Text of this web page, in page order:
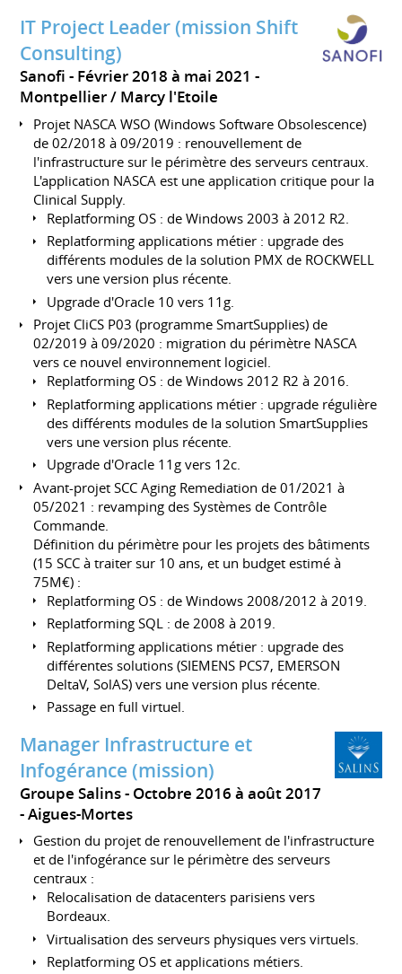
IT Project Leader (mission Shift
Consulting)
Sanofi
Février 2018 à mai 2021
Montpellier / Marcy l'Etoile
Projet NASCA WSO (Windows Software Obsolescence)
de 02/2018 à 09/2019 : renouvellement de
l'infrastructure sur le périmètre des serveurs centraux.
L'application NASCA est une application critique pour la
Clinical Supply.
Replatforming OS : de Windows 2003 à 2012 R2.
Replatforming applications métier : upgrade des
différents modules de la solution PMX de ROCKWELL
vers une version plus récente.
Upgrade d'Oracle 10 vers 11g.
Projet CliCS P03 (programme SmartSupplies) de
02/2019 à 09/2020 : migration du périmètre NASCA
vers ce nouvel environnement logiciel.
Replatforming OS : de Windows 2012 R2 à 2016.
Replatforming applications métier : upgrade régulière
des différents modules de la solution SmartSupplies
vers une version plus récente.
Upgrade d'Oracle 11g vers 12c.
Avant-projet SCC Aging Remediation de 01/2021 à
05/2021 : revamping des Systèmes de Contrôle
Commande.
Définition du périmètre pour les projets des bâtiments
(15 SCC à traiter sur 10 ans, et un budget estimé à
75M€) :
Replatforming OS : de Windows 2008/2012 à 2019.
Replatforming SQL : de 2008 à 2019.
Replatforming applications métier : upgrade des
différentes solutions (SIEMENS PCS7, EMERSON
DeltaV, SolAS) vers une version plus récente.
Passage en full virtuel.
Manager Infrastructure et
Infogérance (mission)
Groupe Salins
Octobre 2016 à août 2017
Aigues-Mortes
Gestion du projet de renouvellement de l'infrastructure
et de l'infogérance sur le périmètre des serveurs
centraux :
Relocalisation de datacenters parisiens vers
Bordeaux.
Virtualisation des serveurs physiques vers virtuels.
Replatforming OS et applications métiers.